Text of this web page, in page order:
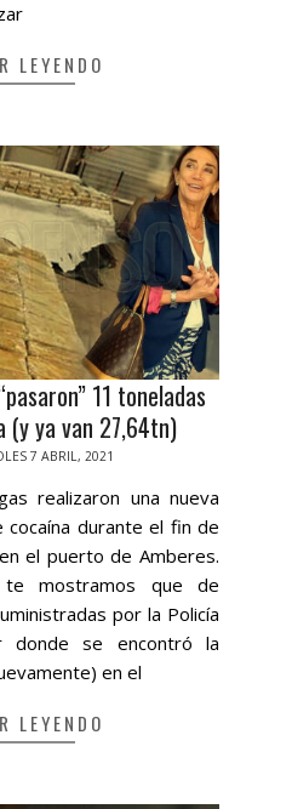
LEYENDO
11 toneladas
(y ya van 27,64tn)
7 ABRIL, 2021
realizaron una nueva
cocaína durante el fin de
el puerto de Amberes.
mostramos que de
por la Policía
donde se encontró la
en el
LEYENDO